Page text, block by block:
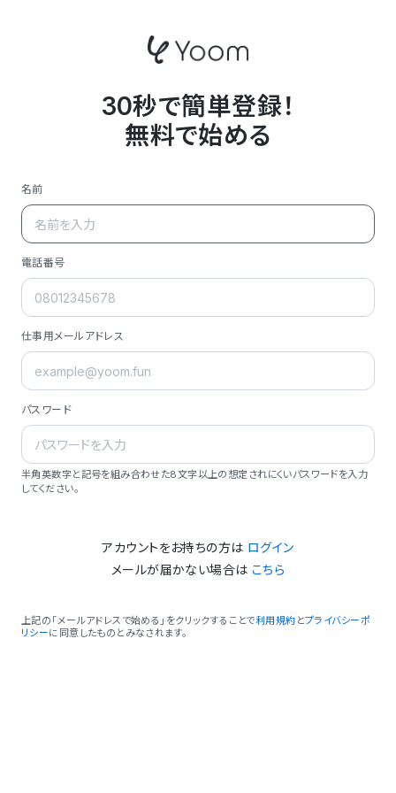
30秒で簡単登録！
無料で始める
名前
電話番号
仕事用メールアドレス
パスワード
半角英数字と記号を組み合わせた8文字以上の想定されにくいパスワードを入力
してください。
アカウントをお持ちの方は ログイン
メールが届かない場合は こちら
上記の「メールアドレスで始める」をクリックすることで利用規約 とプライバシーポ
リシーに同意したものとみなされます。